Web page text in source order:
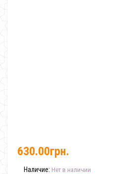
630.00грн.
Наличие: Нет в наличии